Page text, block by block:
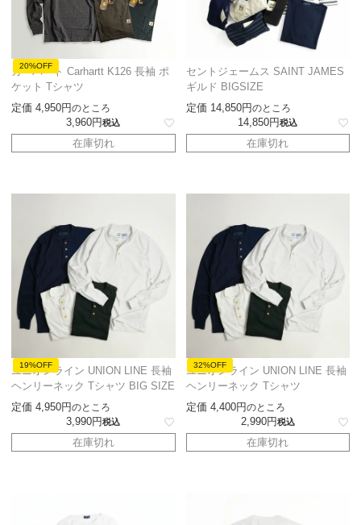
20%OFF
カーハート Carhartt K126 長袖 ポ
ケット Tシャツ
定価 4,950 のところ
3,960 税込
在庫切れ
セントジェームス SAINT JAMES
ギルド BIGSIZE
定価 14,850 のところ
14,850 税込
在庫切れ
19%OFF
ユニオンライン UNION LINE 長袖
ヘンリーネック Tシャツ BIG SIZE
定価 4,950 のところ
3,990 税込
在庫切れ
32%OFF
ユニオンライン UNION LINE 長袖
ヘンリーネック Tシャツ
定価 4,400 のところ
2,990 税込
在庫切れ